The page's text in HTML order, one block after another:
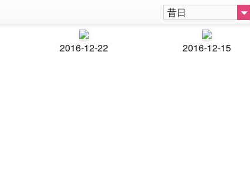
昔日
2016-12-22 2016-12-15